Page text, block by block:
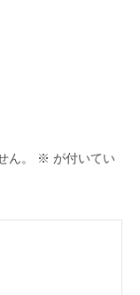
ん。 ※ が付いてい